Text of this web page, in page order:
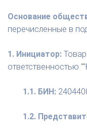
Основание
перечисленные в
1. Инициатор:
ответственностью
1.1. БИН:
1.2.